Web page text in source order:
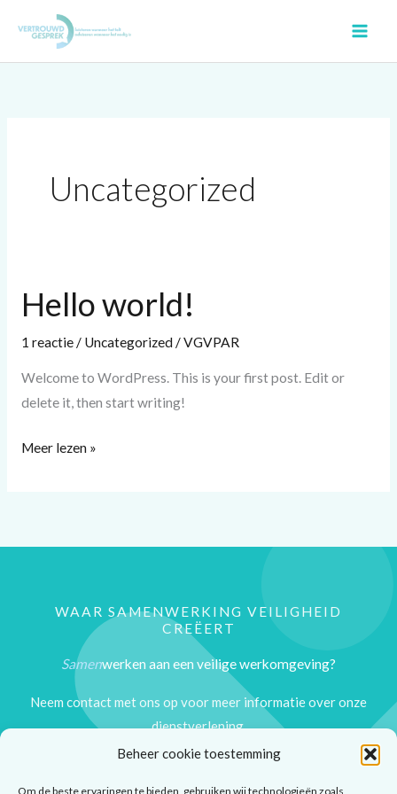
Beheer cookie toestemming
Om de beste ervaringen te bieden, gebruiken wij technologieën zoals
naar
de
Uncategorized
Hello world!
1 reactie / Uncategorized/VGVPAR
Welcome to WordPress. This is your first post. Edit or
delete it, then start writing!
Hello
world!
Meer lezen »
WAAR SAMENWERKING VEILIGHEID
CREËERT​
Samenwerken aan een veilige werkomgeving?
Neem contact met ons op voor meer informatie over onze
dienstverlening.
NEEM CONTACT MET ONS OP